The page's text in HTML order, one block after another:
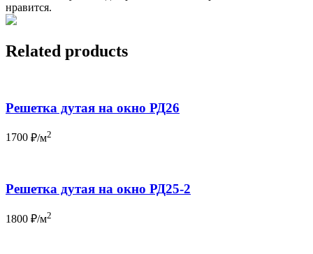
нравится.
Related products
Решетка дутая на окно РД26
1700 ₽/м2
Решетка дутая на окно РД25-2
1800 ₽/м2